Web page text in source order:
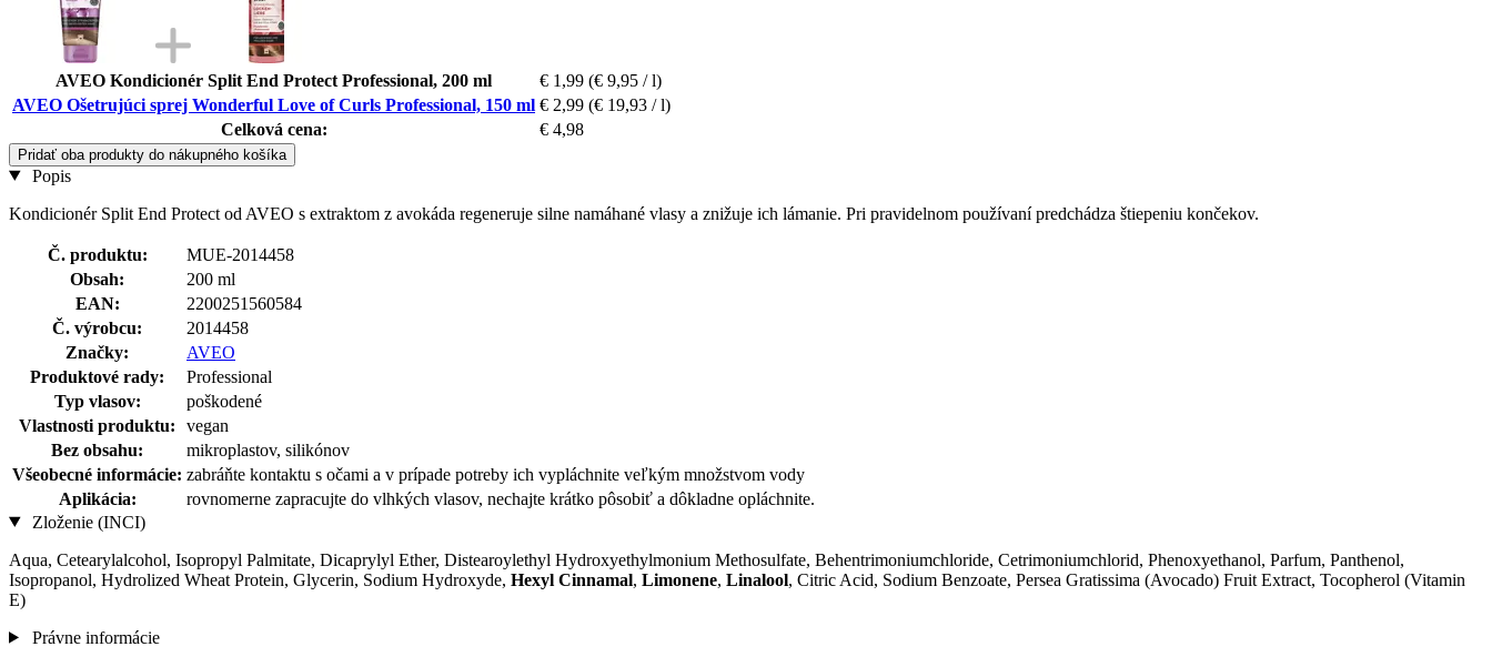
AVEO Kondicionér Split End Protect Professional, 200 ml € 1,99 (€ 9,95 / l)
AVEO Ošetrujúci sprej Wonderful Love of Curls Professional, 150 ml € 2,99 (€ 19,93 / l)
Celková cena:
€ 4,98
Pridať oba produkty do nákupného košíka
Popis
Kondicionér Split End Protect od AVEO s extraktom z avokáda regeneruje silne namáhané vlasy a znižuje ich lámanie. Pri pravidelnom používaní predchádza štiepeniu končekov.
Č. produktu:
MUE-2014458
Obsah:
200 ml
EAN:
2200251560584
Č. výrobcu:
2014458
Značky:
AVEO
Produktové rady:
Professional
Typ vlasov:
poškodené
Vlastnosti produktu:
vegan
Bez obsahu:
mikroplastov, silikónov
Všeobecné informácie: zabráňte kontaktu s očami a v prípade potreby ich vypláchnite veľkým množstvom vody
Aplikácia:
rovnomerne zapracujte do vlhkých vlasov, nechajte krátko pôsobiť a dôkladne opláchnite.
Zloženie (INCI)
Aqua, Cetearylalcohol, Isopropyl Palmitate, Dicaprylyl Ether, Distearoylethyl Hydroxyethylmonium Methosulfate, Behentrimoniumchloride, Cetrimoniumchlorid, Phenoxyethanol, Parfum, Panthenol,
Isopropanol, Hydrolized Wheat Protein, Glycerin, Sodium Hydroxyde, Hexyl Cinnamal, Limonene, Linalool, Citric Acid, Sodium Benzoate, Persea Gratissima (Avocado) Fruit Extract, Tocopherol (Vitamin
E)
Právne informácie